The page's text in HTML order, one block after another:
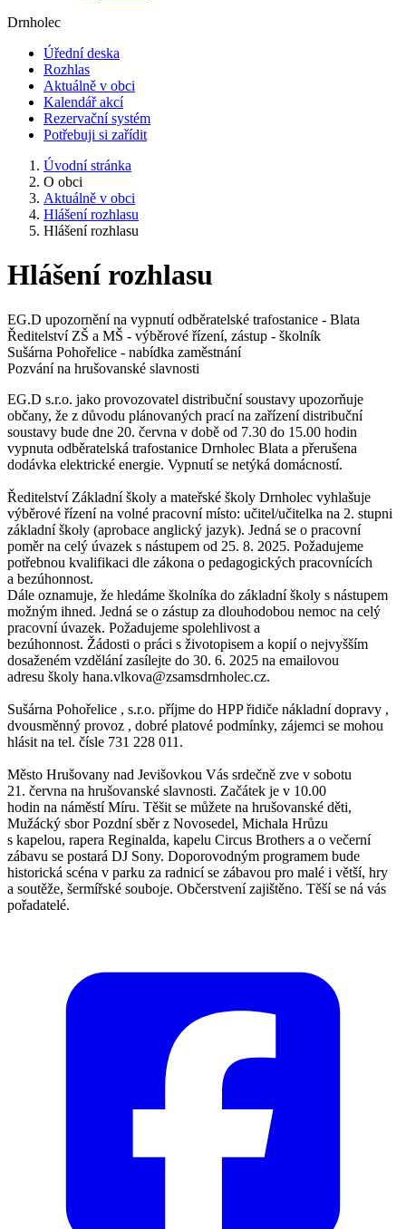
Drnholec
Úřední deska
Rozhlas
Aktuálně v obci
Kalendář akcí
Rezervační systém
Potřebuji si zařídit
Úvodní stránka
O obci
Aktuálně v obci
Hlášení rozhlasu
Hlášení rozhlasu
Hlášení rozhlasu
EG.D upozornění na vypnutí odběratelské trafostanice - Blata
Ředitelství ZŠ a MŠ - výběrové řízení, zástup - školník
Sušárna Pohořelice - nabídka zaměstnání
Pozvání na hrušovanské slavnosti
EG.D s.r.o. jako provozovatel distribuční soustavy upozorňuje
občany, že z důvodu plánovaných prací na zařízení distribuční
soustavy bude dne 20. června v době od 7.30 do 15.00 hodin
vypnuta odběratelská trafostanice Drnholec Blata a přerušena
dodávka elektrické energie. Vypnutí se netýká domácností.
Ředitelství Základní školy a mateřské školy Drnholec vyhlašuje
výběrové řízení na volné pracovní místo: učitel/učitelka na 2. stupni
základní školy (aprobace anglický jazyk). Jedná se o pracovní
poměr na celý úvazek s nástupem od 25. 8. 2025. Požadujeme
potřebnou kvalifikaci dle zákona o pedagogických pracovnících
a bezúhonnost.
Dále oznamuje, že hledáme školníka do základní školy s nástupem
možným ihned. Jedná se o zástup za dlouhodobou nemoc na celý
pracovní úvazek. Požadujeme spolehlivost a
bezúhonnost. Žádosti o práci s životopisem a kopií o nejvyšším
dosaženém vzdělání zasílejte do 30. 6. 2025 na emailovou
adresu školy hana.vlkova@zsamsdrnholec.cz.
Sušárna Pohořelice , s.r.o. příjme do HPP řidiče nákladní dopravy ,
dvousměnný provoz , dobré platové podmínky, zájemci se mohou
hlásit na tel. čísle 731 228 011.
Město Hrušovany nad Jevišovkou Vás srdečně zve v sobotu
21. června na hrušovanské slavnosti. Začátek je v 10.00
hodin na náměstí Míru. Těšit se můžete na hrušovanské děti,
Mužácký sbor Pozdní sběr z Novosedel, Michala Hrůzu
s kapelou, rapera Reginalda, kapelu Circus Brothers a o večerní
zábavu se postará DJ Sony. Doporovodným programem bude
historická scéna v parku za radnicí se zábavou pro malé i větší, hry
a soutěže, šermířské souboje. Občerstvení zajištěno. Těší se ná vás
pořadatelé.